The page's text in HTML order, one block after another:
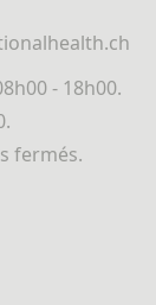
- 18h00.
fermés.